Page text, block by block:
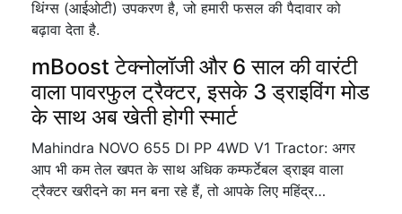
थिंग्स (आईओटी) उपकरण है, जो हमारी फसल की पैदावार को
बढ़ावा देता है.
mBoost टेक्नोलॉजी और 6 साल की वारंटी
वाला पावरफुल ट्रैक्टर, इसके 3 ड्राइविंग मोड
के साथ अब खेती होगी स्मार्ट
Mahindra NOVO 655 DI PP 4WD V1 Tractor: अगर
आप भी कम तेल खपत के साथ अधिक कम्फर्टेबल ड्राइव वाला
ट्रैक्टर खरीदने का मन बना रहे हैं, तो आपके लिए महिंद्र…